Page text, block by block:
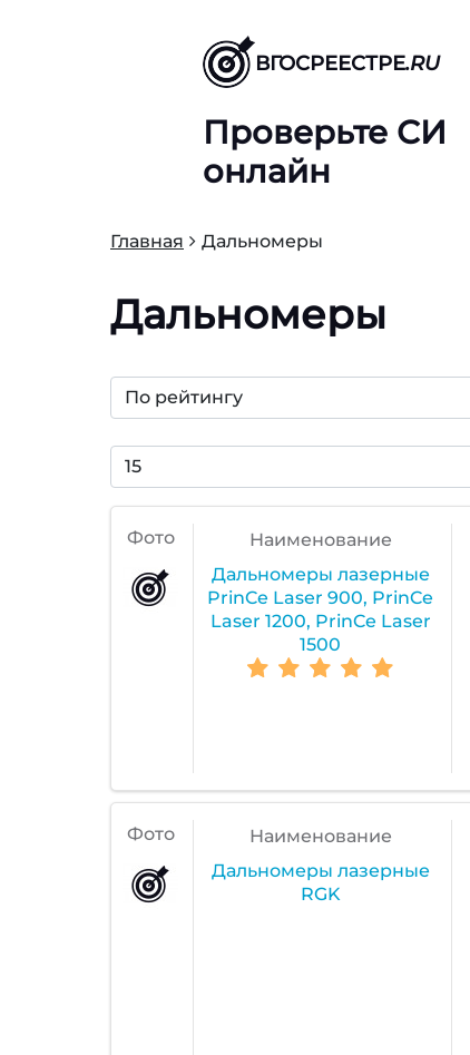
ВГОСРЕЕСТРЕ.RU
Проверьте СИ
онлайн
Главная Дальномеры
Дальномеры
Фото
Наименование
Дальномеры лазерные
PrinCe Laser 900, PrinCe
Laser 1200, PrinCe Laser
1500
Фото
Наименование
Дальномеры лазерные
RGK